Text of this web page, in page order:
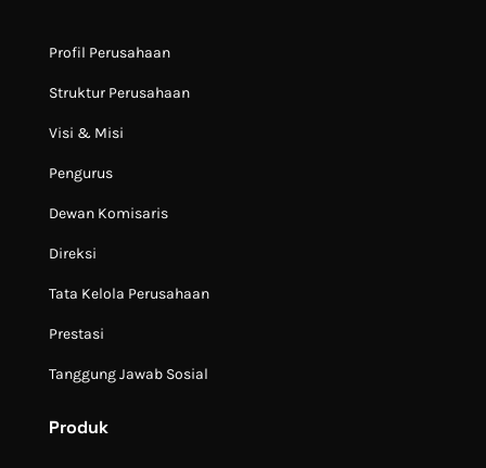
Profil Perusahaan
Struktur Perusahaan
Visi & Misi
Pengurus
Dewan Komisaris
Direksi
Tata Kelola Perusahaan
Prestasi
Tanggung Jawab Sosial
Produk